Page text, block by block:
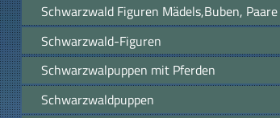
Schwarzwald Figuren Mädels,Buben, Paare
Schwarzwald-Figuren
Schwarzwalpuppen mit Pferden
Schwarzwaldpuppen